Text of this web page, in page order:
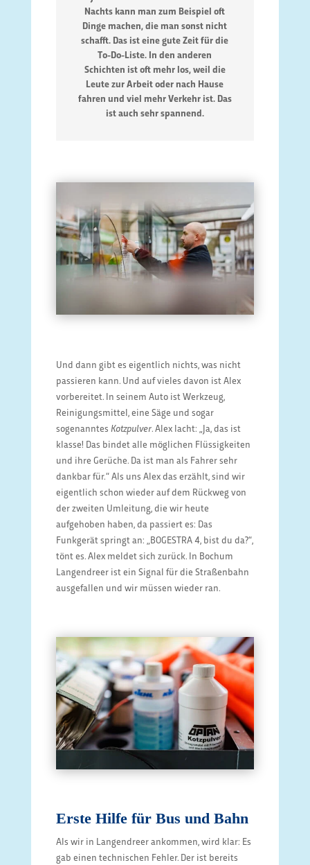
Nachts kann man zum Beispiel oft
Dinge machen, die man sonst nicht
schafft. Das ist eine gute Zeit für die
To-Do-Liste. In den anderen
Schichten ist oft mehr los, weil die
Leute zur Arbeit oder nach Hause
fahren und viel mehr Verkehr ist. Das
ist auch sehr spannend.
Und dann gibt es eigentlich nichts, was nicht
passieren kann. Und auf vieles davon ist Alex
vorbereitet. In seinem Auto ist Werkzeug,
Reinigungsmittel, eine Säge und sogar
sogenanntes Kotzpulver. Alex lacht: „Ja, das ist
klasse! Das bindet alle möglichen Flüssigkeiten
und ihre Gerüche. Da ist man als Fahrer sehr
dankbar für.“ Als uns Alex das erzählt, sind wir
eigentlich schon wieder auf dem Rückweg von
der zweiten Umleitung, die wir heute
aufgehoben haben, da passiert es: Das
Funkgerät springt an: „BOGESTRA 4, bist du da?“,
tönt es. Alex meldet sich zurück. In Bochum
Langendreer ist ein Signal für die Straßenbahn
ausgefallen und wir müssen wieder ran.
Erste Hilfe für Bus und Bahn
Als wir in Langendreer ankommen, wird klar: Es
gab einen technischen Fehler. Der ist bereits